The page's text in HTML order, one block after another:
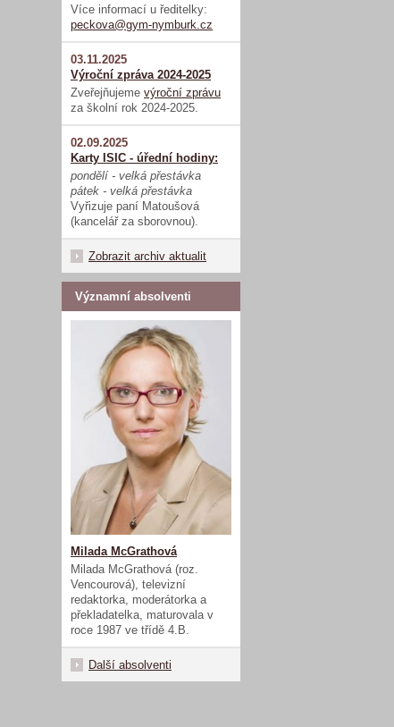
Více informací u ředitelky:
peckova@gym-nymburk.cz
03.11.2025
Výroční zpráva 2024-2025
Zveřejňujeme výroční zprávu
za školní rok 2024-2025.
02.09.2025
Karty ISIC - úřední hodiny:
pondělí - velká přestávka
pátek - velká přestávka
Vyřizuje paní Matoušová
(kancelář za sborovnou).
Zobrazit archiv aktualit
Významní absolventi
Milada McGrathová
Milada McGrathová (roz.
Vencourová), televizní
redaktorka, moderátorka a
překladatelka, maturovala v
roce 1987 ve třídě 4.B.
Další absolventi